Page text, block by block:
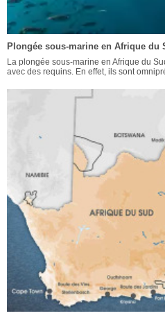
Plongée sous-marine en Afrique du
La plongée sous-marine en Afrique du
avec des requins. En effet, ils sont